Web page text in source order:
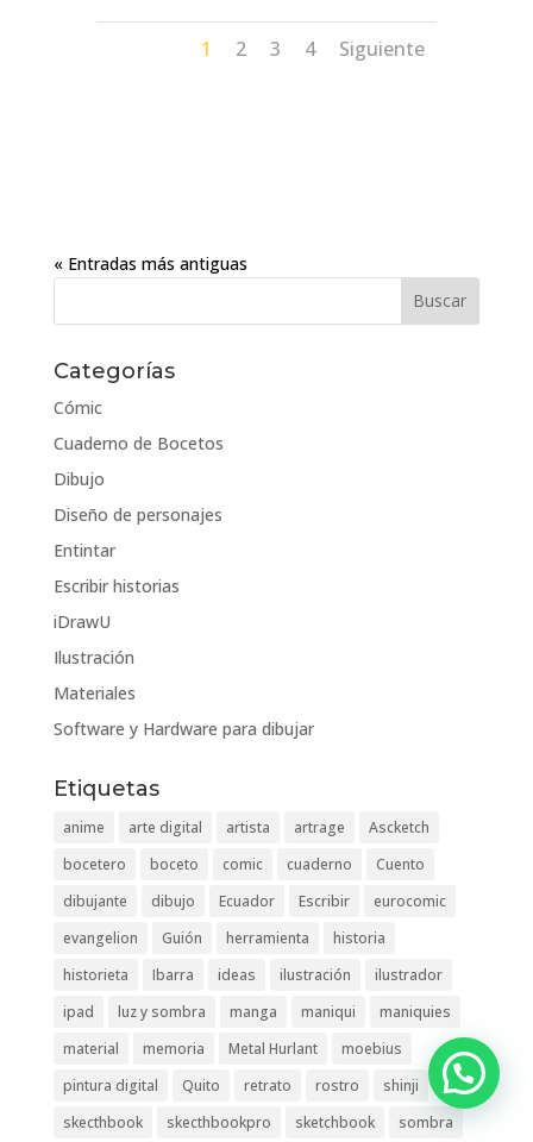
1 2 3 4 Siguiente
« Entradas más antiguas
Categorías
Cómic
Cuaderno de Bocetos
Dibujo
Diseño de personajes
Entintar
Escribir historias
iDrawU
Ilustración
Materiales
Software y Hardware para dibujar
Etiquetas
anime arte digital artista artrage
Ascketch
bocetero
boceto comic cuaderno
Cuento
dibujante
dibujo Ecuador Escribir
eurocomic
evangelion
Guión herramienta
historia
historieta
Ibarra ideas ilustración
ilustrador
ipad
luz y sombra manga maniqui
maniquies
material
memoria Metal Hurlant
moebius
pintura digital
Quito retrato rostro
shinji
skecthbook
skecthbookpro sketchbook sombra